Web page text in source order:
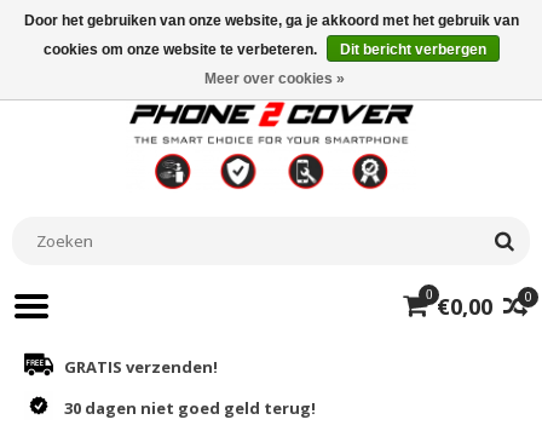
0
0 €0,00
GRATIS verzenden!
30 dagen niet goed geld terug!
Door het gebruiken van onze website, ga je akkoord met het gebruik van
cookies om onze website te verbeteren.
Dit bericht verbergen
Meer over cookies »